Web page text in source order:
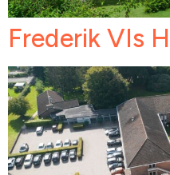
Frederik VIs